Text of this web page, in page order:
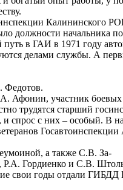
Калининского
должности начальника
в ГАИ в 1971 году
делами службы. А
Федотов.
Афонин, участник
трудятся старший
и спрос с них – особый. В
а также С.В. За-
Гордиенко и С.В.
свои годы отдали ГИБДД